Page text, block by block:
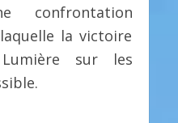
confrontation
la victoire
sur les